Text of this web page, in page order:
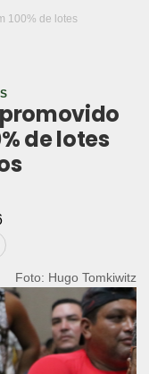
100% de lotes
promovido
de lotes
Foto: Hugo Tomkiwitz